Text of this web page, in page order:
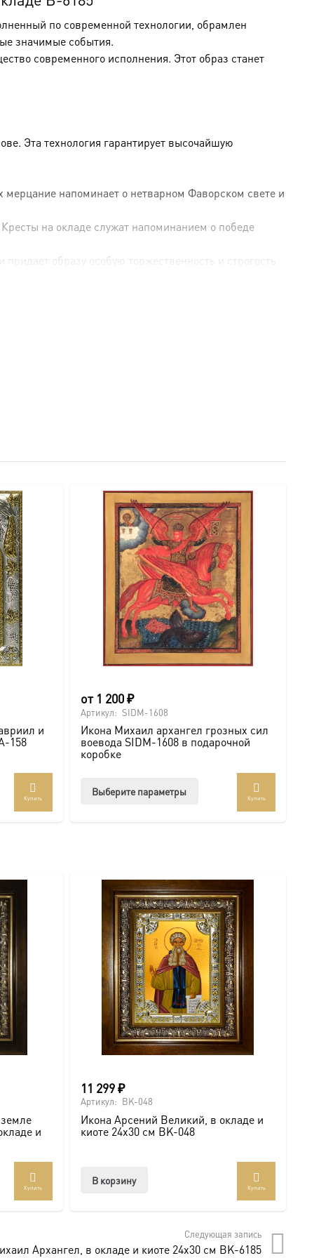
по современной технологии, обрамлен
значимые события.
современного исполнения. Этот образ станет
Эта технология гарантирует высочайшую
напоминает о нетварном Фаворском свете и
на окладе служат напоминанием о победе
образу особую торжественность и строгость.
и
158
Купить
от 1 200₽
Артикул: SIDM-1608
Икона Михаил архангел грозных сил
воевода SIDM-1608 в подарочной
коробке
Выберите параметры
выбрать
на
странице
товара.
Купить
и
Купить
11 299₽
Артикул: BK-048
Икона Арсений Великий, в окладе и
киоте 24х30 см BK-048
В корзину
Купить
Следующая запись
Архангел, в окладе и киоте 24х30 см BK-6185